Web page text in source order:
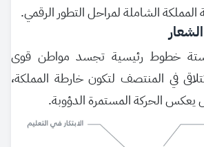
الشاملة لمراحل التطور الرقمي.
ستة خطوط رئيسية تجسد مواطن قوى
في المنتصف لتكون خارطة المملكة،
يعكس الحركة المستمرة الدؤوبة.